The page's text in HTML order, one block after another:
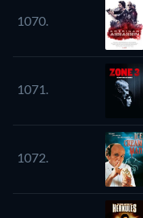
1070.
1071.
1072.